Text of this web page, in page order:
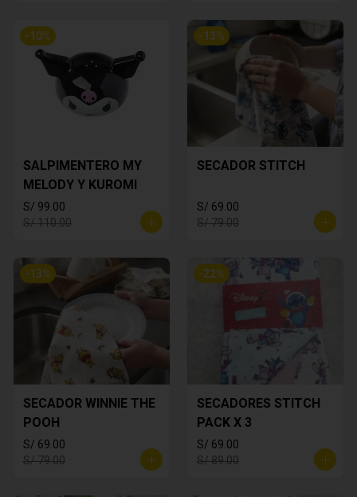
-10%
SALPIMENTERO MY
MELODY Y KUROMI
S/ 99.00
S/ 110.00
-13%
SECADOR STITCH
S/ 69.00
S/ 79.00
-13%
SECADOR WINNIE THE
POOH
S/ 69.00
S/ 79.00
-22%
SECADORES STITCH
PACK X 3
S/ 69.00
S/ 89.00